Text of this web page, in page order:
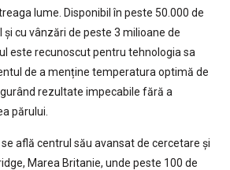
lume. Disponibil în peste 50.000 de
și cu vânzări de peste 3 milioane de
este recunoscut pentru tehnologia sa
de a menține temperatura optimă de
rezultate impecabile fără a
părului.
află centrul său avansat de cercetare și
Marea Britanie, unde peste 100 de